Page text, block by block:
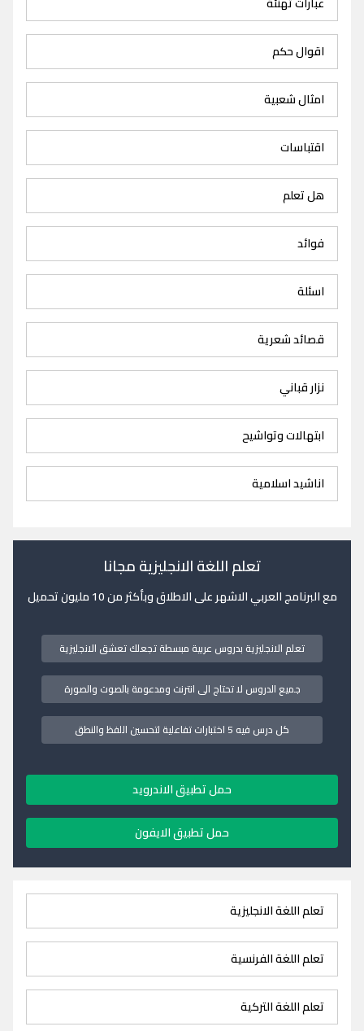
اقوال حكم
امثال شعبية
اقتباسات
هل تعلم
فوائد
اسئلة
قصائد شعرية
نزار قباني
ابتهالات وتواشيح
اناشيد اسلامية
تعلم اللغة الانجليزية مجانا
مع البرنامج العربي الاشهر على الاطلاق وبأكثر من 10 مليون تحميل
تعلم الانجليزية بدروس عربية مبسطة تجعلك تعشق الانجليزية
جميع الدروس لا تحتاج الى انترنت ومدعومة بالصوت والصورة
كل درس فيه 5 اختبارات تفاعلية لتحسين اللفظ والنطق
حمل تطبيق الاندرويد
حمل تطبيق الايفون
تعلم اللغة الانجليزية
تعلم اللغة الفرنسية
تعلم اللغة التركية